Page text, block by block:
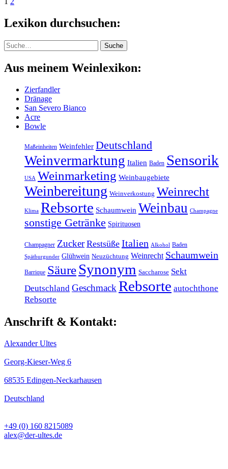
Lexikon durchsuchen:
Suche Suche
Aus meinem Weinlexikon:
Zierfandler
Dränage
San Severo Bianco
Acre
Bowle
Maßeinheiten Weinfehler Deutschland
Weinvermarktung Italien Baden Sensorik
USA Weinmarketing Weinbaugebiete
Weinbereitung Weinverkostung Weinrecht
Klima Rebsorte Schaumwein Weinbau Champagne
sonstige Getränke Spirituosen
Champagner Zucker Restsüße Italien Alkohol Baden
Spätburgunder Glühwein Neuzüchtung Weinrecht Schaumwein
Barrique Säure Synonym Saccharose Sekt
Deutschland Geschmack Rebsorte autochthone
Rebsorte
Anschrift & Kontakt:
Alexander Ultes
Georg-Kieser-Weg 6
68535 Edingen-Neckarhausen
Deutschland
+49 (0) 160 8215089
alex@der-ultes.de